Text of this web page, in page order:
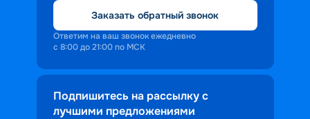
путевку речного круиза с заездом в
одну из поволжских турбаз.
Заказать обратный звонок
Ответим на ваш звонок ежедневно
с 8:00 до 21:00 по МСК
Подпишитесь на рассылку с
лучшими предложениями